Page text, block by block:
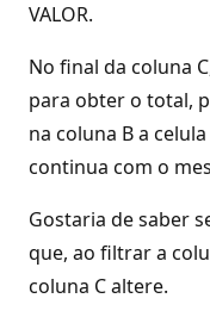
VALOR.
No final da coluna
para obter o total,
na coluna B a
continua com o
Gostaria de saber
que, ao filtrar a
coluna C altere.